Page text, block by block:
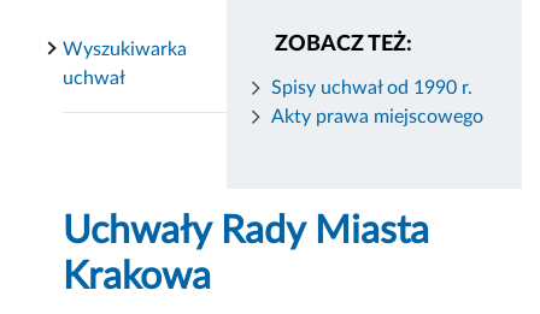
ZOBACZ TEŻ:
Spisy uchwał od 1990 r.
Akty prawa miejscowego
Wyszukiwarka
uchwał
Uchwały Rady Miasta
Krakowa